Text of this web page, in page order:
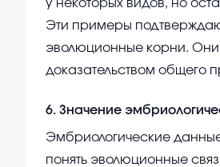
у некоторых видов, но
Эти примеры
эволюционные корни. Они
доказательством общего
6. Значение
Эмбриологические
понять эволюционные